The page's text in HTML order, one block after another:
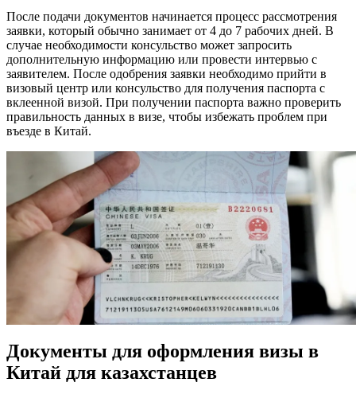
После подачи документов начинается процесс рассмотрения
заявки, который обычно занимает от 4 до 7 рабочих дней. В
случае необходимости консульство может запросить
дополнительную информацию или провести интервью с
заявителем. После одобрения заявки необходимо прийти в
визовый центр или консульство для получения паспорта с
вклеенной визой. При получении паспорта важно проверить
правильность данных в визе, чтобы избежать проблем при
въезде в Китай.
Документы для оформления визы в
Китай для казахстанцев